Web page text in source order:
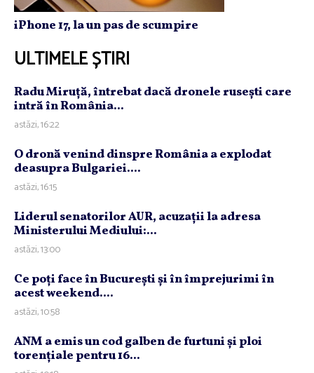
iPhone 17, la un pas de scumpire
ULTIMELE ȘTIRI
Radu Miruţă, întrebat dacă dronele ruseşti care
intră în România...
astăzi, 16:22
O dronă venind dinspre România a explodat
deasupra Bulgariei....
astăzi, 16:15
Liderul senatorilor AUR, acuzaţii la adresa
Ministerului Mediului:...
astăzi, 13:00
Ce poţi face în Bucureşti şi în împrejurimi în
acest weekend....
astăzi, 10:58
ANM a emis un cod galben de furtuni şi ploi
torenţiale pentru 16...